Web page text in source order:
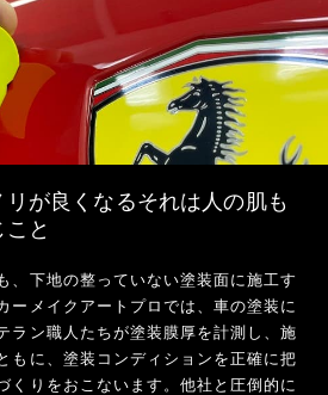
が良くなるそれは人の肌も
と
、下地の整っていない塗装面に施工す
ーメイクアートプロでは、車の塗装に
ラン職人たちが塗装膜厚を計測し、施
もに、塗装コンディションを正確に把
くりをおこないます。他社と圧倒的に